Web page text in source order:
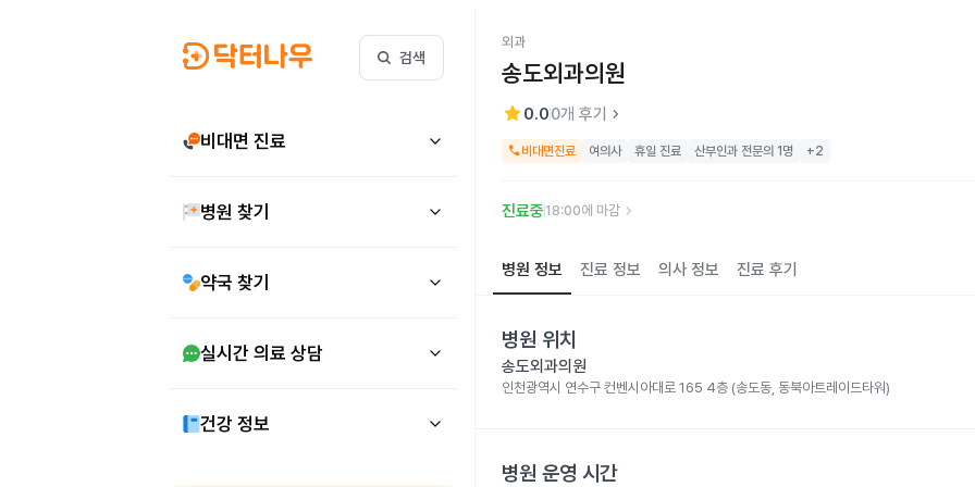
검색
비대면 진료
병원 찾기
약국 찾기
실시간 의료 상담
건강 정보
외과
송도외과의원
star 0.00개 후기 keyboard_arrow_right
call 비대면진료 여의사 휴일 진료 산부인과 전문의 1명 +2
진료중 18:00에 마감 keyboard_arrow_right
병원 정보 진료 정보 의사 정보 진료 후기
병원 위치
송도외과의원
인천광역시 연수구 컨벤시아대로 165 4층 (송도동, 동북아트레이드타워)
병원 운영 시간